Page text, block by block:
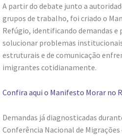
A partir do debate junto a
grupos de trabalho, foi criado o
Refúgio, identificando demandas e
solucionar problemas
estruturais e de comunicação
imigrantes cotidianamente.
Confira aqui o Manifesto Morar no
Demandas já diagnosticadas
Conferência Nacional de Migrações